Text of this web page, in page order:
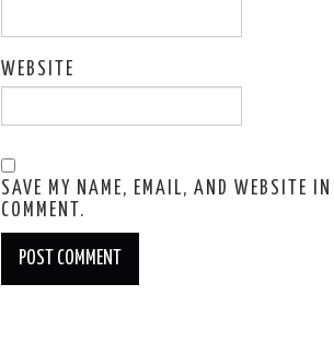
WEBSITE
SAVE MY NAME, EMAIL, AND WEBSITE
COMMENT.